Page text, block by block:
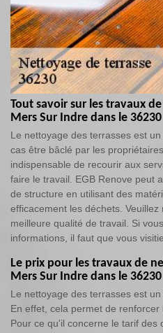
Tout savoir sur les travaux
Mers Sur Indre dans le 36230
Le nettoyage des terrasses est
cas être bâclé par les
indispensable de recourir aux
faire le travail. EGB Renove peut
de structure en utilisant des
efficacement les déchets.
meilleure qualité de travail. Si
informations, il faut que vous
Le prix pour les travaux de
Mers Sur Indre dans le 36230
Le nettoyage des terrasses est
En effet, cela permet de renforcer
Pour ce qu'il concerne le tarif des